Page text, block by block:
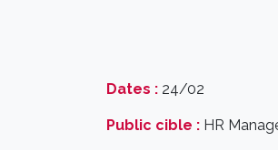
Dates : 24/02
Public cible : HR